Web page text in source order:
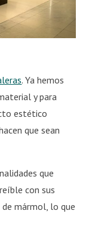
. Ya hemos
y para
estético
que sean
que
con sus
mármol, lo que